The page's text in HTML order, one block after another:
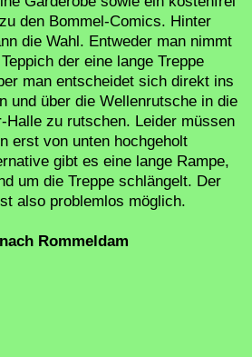
den Bommel-Comics. Hinter
die Wahl. Entweder man nimmt
der eine lange Treppe
man entscheidet sich direkt ins
und über die Wellenrutsche in die
Halle zu rutschen. Leider müssen
erst von unten hochgeholt
gibt es eine lange Rampe,
um die Treppe schlängelt. Der
also problemlos möglich.
Rommeldam